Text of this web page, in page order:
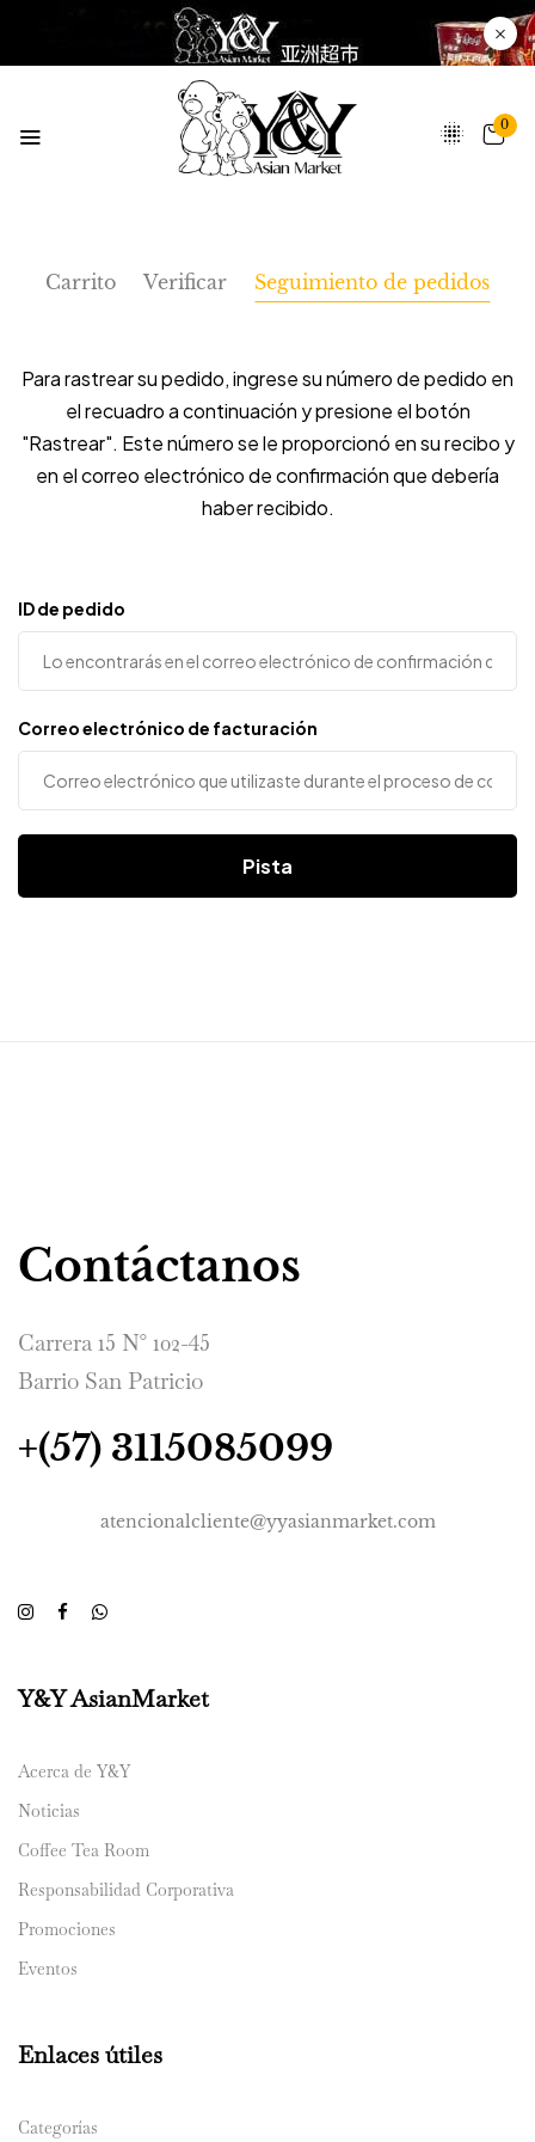
0
Carrito Verificar Seguimiento de pedidos
Para rastrear su pedido, ingrese su número de pedido en
el recuadro a continuación y presione el botón
"Rastrear". Este número se le proporcionó en su recibo y
en el correo electrónico de confirmación que debería
haber recibido.
ID de pedido
Correo electrónico de facturación
Pista
Contáctanos
Carrera 15 N° 102-45
Barrio San Patricio
+(57) 3115085099
atencionalcliente@yyasianmarket.com
Y&Y AsianMarket
Acerca de Y&Y
Noticias
Coffee Tea Room
Responsabilidad Corporativa
Promociones
Eventos
Enlaces útiles
Categorías